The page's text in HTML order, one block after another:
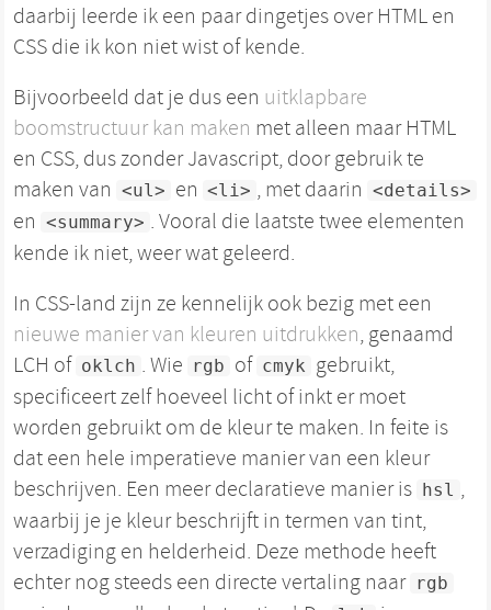
daarbij leerde ik een paar dingetjes over HTML en
CSS die ik kon niet wist of kende.
Bijvoorbeeld dat je dus een uitklapbare
boomstructuur kan maken met alleen maar HTML
en CSS, dus zonder Javascript, door gebruik te
maken van <ul> en <li> , met daarin <details>
en <summary> . Vooral die laatste twee elementen
kende ik niet, weer wat geleerd.
In CSS-land zijn ze kennelijk ook bezig met een
nieuwe manier van kleuren uitdrukken, genaamd
LCH of oklch . Wie rgb of cmyk gebruikt,
specificeert zelf hoeveel licht of inkt er moet
worden gebruikt om de kleur te maken. In feite is
dat een hele imperatieve manier van een kleur
beschrijven. Een meer declaratieve manier is hsl ,
waarbij je je kleur beschrijft in termen van tint,
verzadiging en helderheid. Deze methode heeft
echter nog steeds een directe vertaling naar rgb